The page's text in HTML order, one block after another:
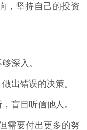
，坚持自己的投资
深入。
出错误的决策。
盲目听信他人。
需要付出更多的努